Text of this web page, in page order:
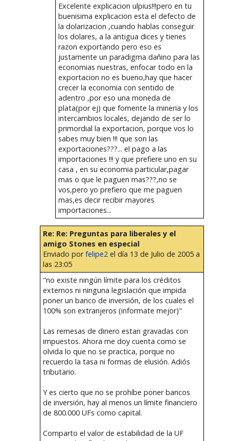
Excelente explicacion ulpius!!!pero en tu
buenisima explicacion esta el defecto de
la dolarizacion ,cuando hablas conseguir
los dolares, a la antigua dices y tienes
razon exportando pero eso es
justamente un paradigma dañino para las
economias nuestras, enfocar todo en la
exportacion no es bueno,hay que hacer
crecer la economia con sentido de
adentro ,por eso una moneda de
plata(por ej) que fomente la mineria y los
intercambios locales, dejando de ser lo
primordial la exportacion, porque vos lo
sabes muy bien !!! que son las
exportaciones???... el pago a las
importaciones !!! y que prefiere uno en su
casa , en su economia particular,pagar
mas o que le paguen mas???,no se
vos,pero yo prefiero que me paguen
mas,es decir recibir mayores
importaciones...
Re: Re: Preguntas para liberales y el
amigo Stones en especial
Enviado porfelipe2el día 13 de Julio de 2005 a
las 23:05
"no existe ningún límite para los créditos
externos ni ninguna legislación que impida
poner un banco de inversión, de los cuales el
100% son extranjeros (informate mejor)"
Las remesas de dinero estan gravadas con
impuestos. Ahora me doy cuenta como se
olvida lo que no se practica, porque no
recuerdo la tasa ni formas de elusión. Adiós
tributario.
Y es cierto que no se prohíbe poner bancos
de inversión, hay al menos un límite financiero
de 800.000 UFs como capital.
Comparto el valor de estabilidad de la UF